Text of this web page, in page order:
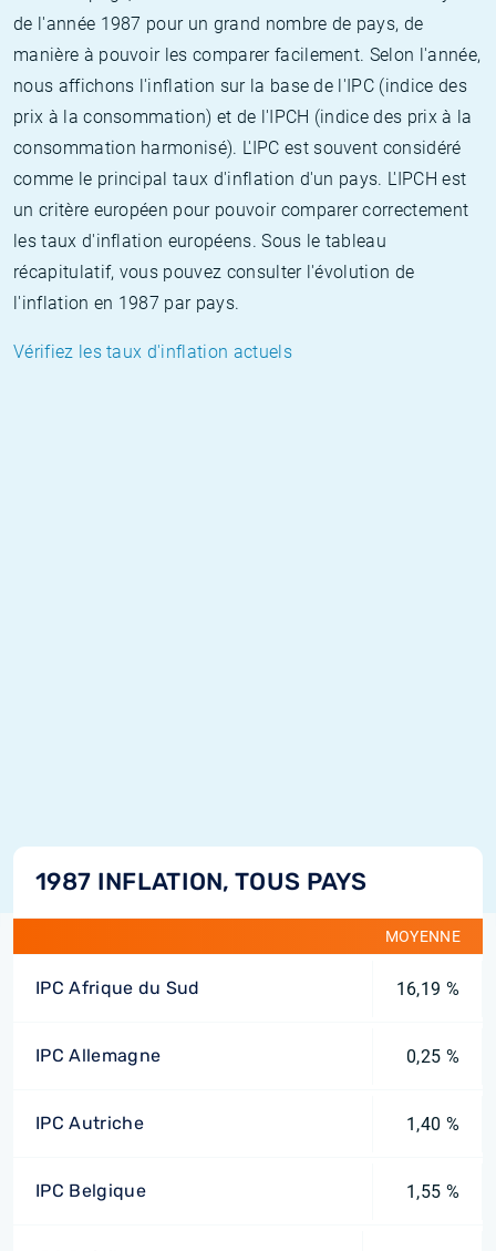
de l'année 1987 pour un grand nombre de pays, de
manière à pouvoir les comparer facilement. Selon l'année,
nous affichons l'inflation sur la base de l'IPC (indice des
prix à la consommation) et de l'IPCH (indice des prix à la
consommation harmonisé). L'IPC est souvent considéré
comme le principal taux d'inflation d'un pays. L'IPCH est
un critère européen pour pouvoir comparer correctement
les taux d'inflation européens. Sous le tableau
récapitulatif, vous pouvez consulter l'évolution de
l'inflation en 1987 par pays.
Vérifiez les taux d'inflation actuels
1987 INFLATION, TOUS PAYS
MOYENNE
IPC Afrique du Sud 16,19 %
IPC Allemagne 0,25 %
IPC Autriche 1,40 %
IPC Belgique 1,55 %